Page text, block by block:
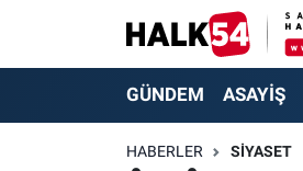
GÜNDEM ASAYİŞ
HABERLER SİYASET
GÜNDEM
Adapazarı Nöbetçi Eczaneler
Adapazarı Hava Durumu